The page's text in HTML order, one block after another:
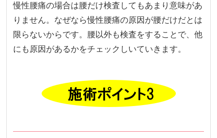
慢性腰痛の場合は腰だけ検査してもあまり意味があ
りません。なぜなら慢性腰痛の原因が腰だけだとは
限らないからです。腰以外も検査をすることで、他
にも原因があるかをチェックしいていきます。